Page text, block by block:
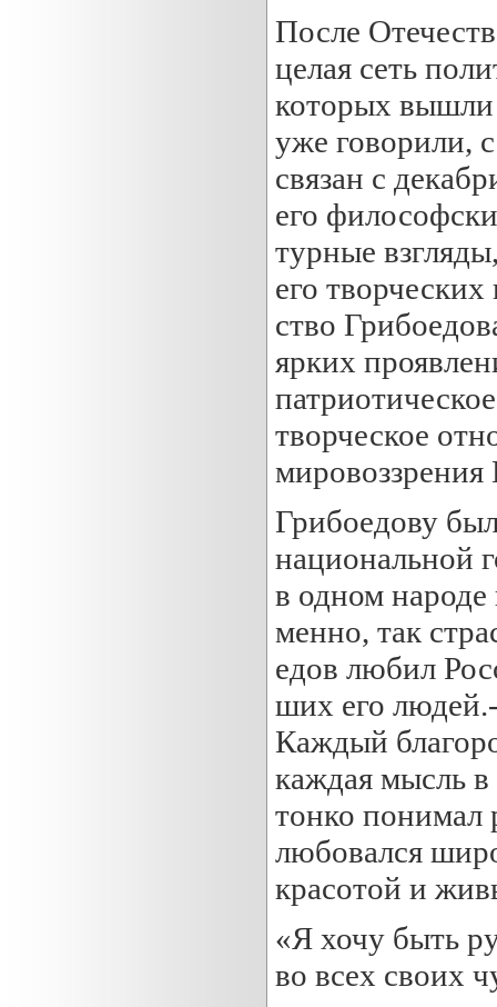
После
целая сеть
которых вышли
уже говорили,
связан с
его
турные
его
ство
ярких
творческое
мировоззрения
Грибоедову
национальной
в одном народе
менно, так
едов любил
ших его
Каждый
каждая мысль
тонко понимал
любовался
красотой и
«Я хочу быть
во всех своих